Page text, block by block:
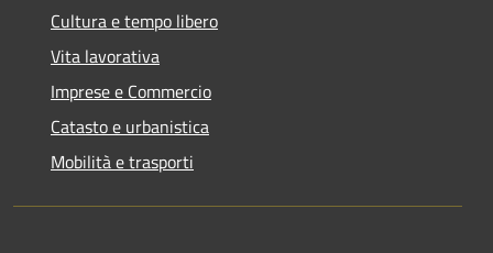
Cultura e tempo libero
Vita lavorativa
Imprese e Commercio
Catasto e urbanistica
Mobilità e trasporti